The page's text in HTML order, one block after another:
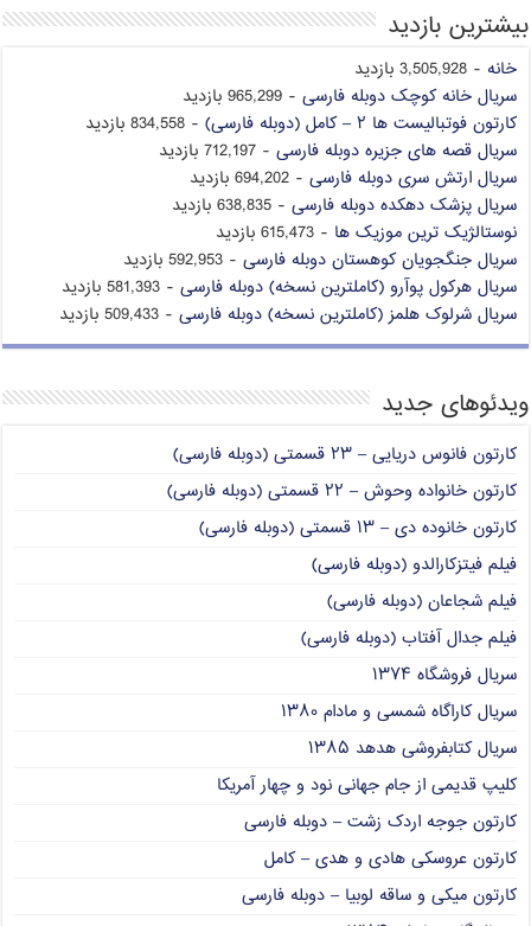
بیشترین بازدید
خانه - 3,505,928 بازدید
سریال خانه کوچک دوبله فارسی - 965,299 بازدید
کارتون فوتبالیست ها ۲ – کامل (دوبله فارسی)
- 834,558 بازدید
سریال قصه های جزیره دوبله فارسی - 712,197 بازدید
سریال ارتش سری دوبله فارسی - 694,202 بازدید
سریال پزشک دهکده دوبله فارسی - 638,835 بازدید
نوستالژیک ترین موزیک ها - 615,473 بازدید
سریال جنگجویان کوهستان دوبله فارسی - 592,953 بازدید
سریال هرکول پوآرو (کاملترین نسخه) دوبله فارسی - 581,393 بازدید
سریال شرلوک هلمز (کاملترین نسخه) دوبله فارسی - 509,433 بازدید
ویدئوهای جدید
کارتون فانوس دریایی – ۲۳ قسمتی (دوبله فارسی)
کارتون خانواده وحوش – ۲۲ قسمتی (دوبله فارسی)
کارتون خانوده دی – ۱۳ قسمتی (دوبله فارسی)
فیلم فیتزکارالدو (دوبله فارسی)
فیلم شجاعان (دوبله فارسی)
فیلم جدال آفتاب (دوبله فارسی)
سریال فروشگاه ۱۳۷۴
سریال کاراگاه شمسی و مادام ۱۳۸۰
سریال کتابفروشی هدهد ۱۳۸۵
کلیپ قدیمی از جام جهانی نود و چهار آمریکا
کارتون جوجه اردک زشت – دوبله فارسی
کارتون عروسکی هادی و هدی – کامل
کارتون میکی و ساقه لوبیا – دوبله فارسی